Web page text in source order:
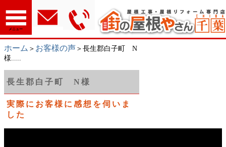
メニュー
ホーム ＞ お客様の声 ＞長生郡白子町 N
様.....
長生郡白子町 N様
実際にお客様に感想を伺いま
した